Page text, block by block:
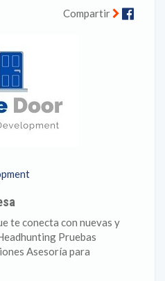
Compartir
te conecta con nuevas y
Pruebas
Asesoría para